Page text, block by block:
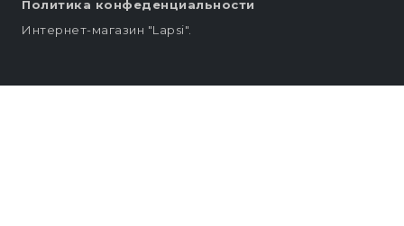
Политика конфеденциальности
Интернет-магазин "Lapsi".